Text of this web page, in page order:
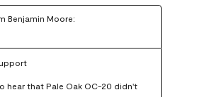
Benjamin Moore:
hear that Pale Oak OC-20 didn't